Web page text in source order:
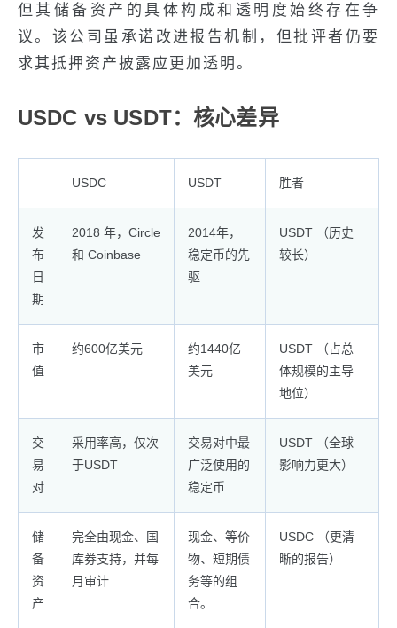
但其储备资产的具体构成和透明度始终存在争
议。该公司虽承诺改进报告机制，但批评者仍要
求其抵押资产披露应更加透明。
USDC vs USDT：核心差异
USDC USDT 胜者
发
布
日
期
2018 年，Circle
和 Coinbase
2014年，
稳定币的先
驱
USDT （历史
较长）
市
值
约600亿美元
约1440亿
美元
USDT （占总
体规模的主导
地位）
交
易
对
采用率高，仅次
于USDT
交易对中最
广泛使用的
稳定币
USDT （全球
影响力更大）
储
备
资
产
完全由现金、国
库券支持，并每
月审计
现金、等价
物、短期债
务等的组
合。
USDC （更清
晰的报告）